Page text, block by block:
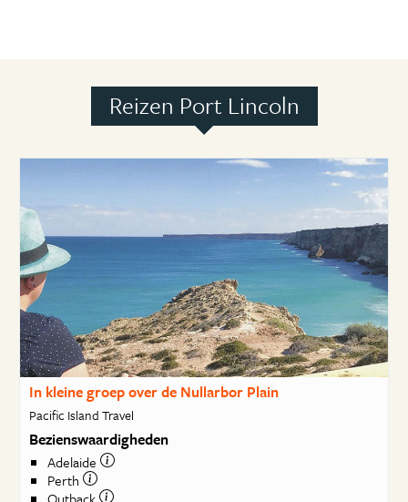
Reizen Port Lincoln
In kleine groep over de Nullarbor Plain
Pacific Island Travel
Bezienswaardigheden
Adelaide
Perth